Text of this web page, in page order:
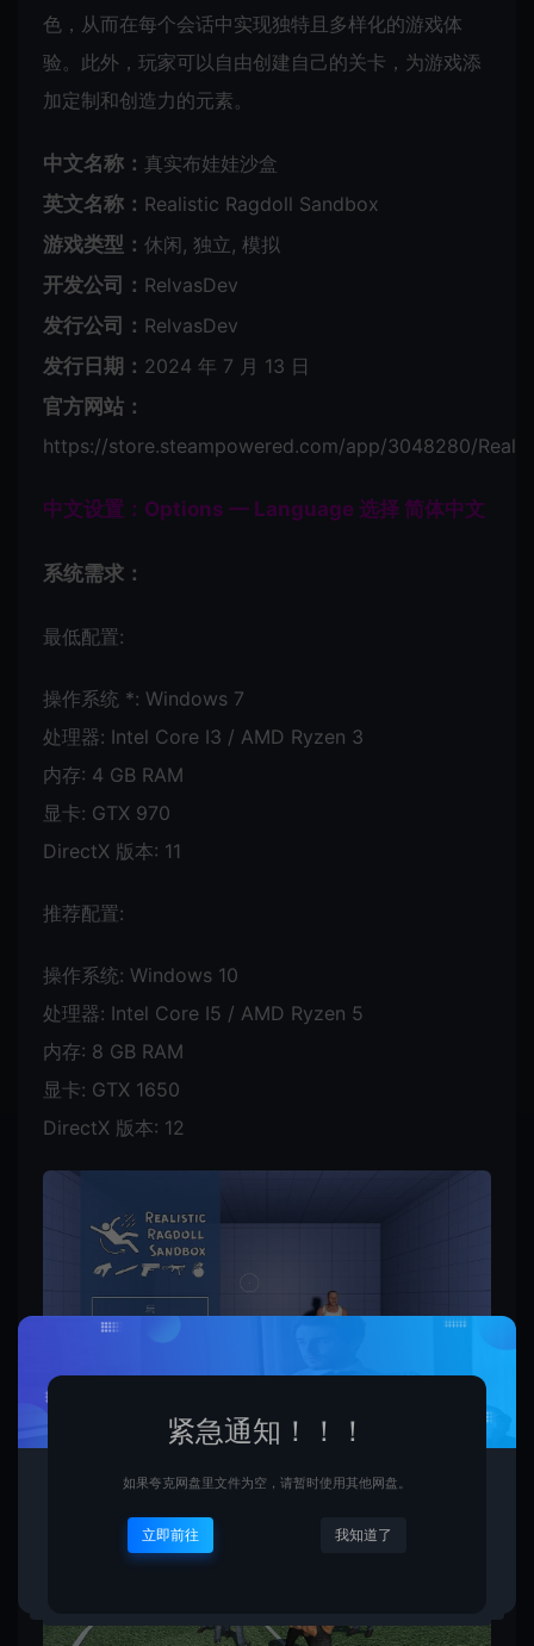
色，从而在每个会话中实现独特且多样化的游戏体
验。此外，玩家可以自由创建自己的关卡，为游戏添
加定制和创造力的元素。
中文名称： 真实布娃娃沙盒
英文名称： Realistic Ragdoll Sandbox
游戏类型： 休闲, 独立, 模拟
开发公司： RelvasDev
发行公司： RelvasDev
发行日期： 2024 年 7 月 13 日
官方网站：
https://store.steampowered.com/app/3048280/
中文设置：Options — Language 选择 简体中文
系统需求：
最低配置:
操作系统 *: Windows 7
处理器: Intel Core I3 / AMD Ryzen 3
内存: 4 GB RAM
显卡: GTX 970
DirectX 版本: 11
推荐配置:
操作系统: Windows 10
处理器: Intel Core I5 / AMD Ryzen 5
内存: 8 GB RAM
显卡: GTX 1650
DirectX 版本: 12
紧急通知！！！
如果夸克网盘里文件为空，请暂时使用其他网盘。
立即前往 我知道了